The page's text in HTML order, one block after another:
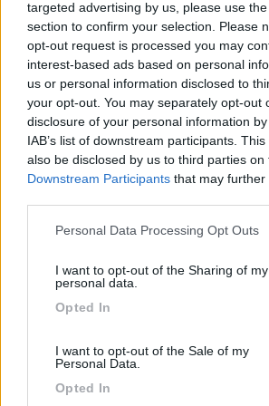
targeted advertising by us, please use
section to confirm your selection. Please
opt-out request is processed you may
interest-based ads based on personal
us or personal information disclosed to
your opt-out. You may separately opt-out
disclosure of your personal information
IAB’s list of downstream participants.
also be disclosed by us to third parties on
Downstream Participants that may
Please note that this website/app uses
not limited to your visit or usage
grant or deny consent to Google and its
use your data for below specified
Personal Data Processing Opt Outs
I want to opt-out of the Sharing of my
personal data.
Opted In
I want to opt-out of the Sale of my
Personal Data.
Opted In
vantaggioso. Da ritornare
molto puliti. Siamo stati molto
Accoglienza Prezzo Pulizia Servizi
Fabulus69
Un buon campeggio. Servizi puliti
senza problemi. Le piazzole sono
ombreggiate da ulivi. Personale
Frequentato quasi totalmente da
questo sul lago di Garda è quasi
giochi per bambini, e nessun tipo
quindi un must di questo posto.
per andare al lago per via del